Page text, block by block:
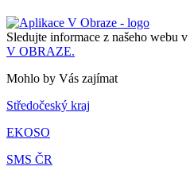
Sledujte informace z našeho webu v
V OBRAZE.
Mohlo by Vás zajímat
Středočeský kraj
EKOSO
SMS ČR